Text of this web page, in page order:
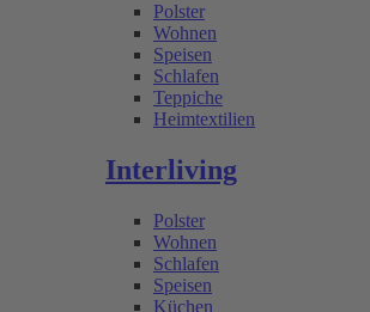
Polster
Wohnen
Speisen
Schlafen
Teppiche
Heimtextilien
Interliving
Polster
Wohnen
Schlafen
Speisen
Küchen